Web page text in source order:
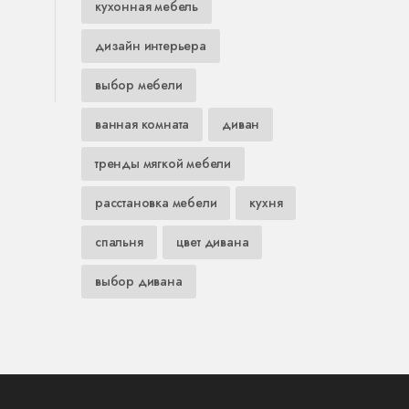
кухонная мебель
дизайн интерьера
выбор мебели
ванная комната диван
тренды мягкой мебели
расстановка мебели кухня
спальня цвет дивана
выбор дивана